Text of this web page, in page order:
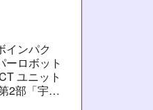
インパク
ーロボット
ユニット
2部「宇宙